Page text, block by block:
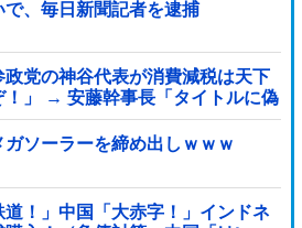
、毎日新聞記者を逮捕
政党の神谷代表が消費減税は天下
！」 → 安藤幹事長「タイトルに偽
税廃止派、減税派』」ｗｗｗｗ
ソーラーを締め出しｗｗｗ
！」中国「大赤字！」インドネ